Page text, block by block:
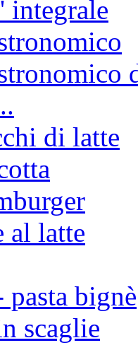
integrale
di latte
al latte
pasta bignè
scaglie